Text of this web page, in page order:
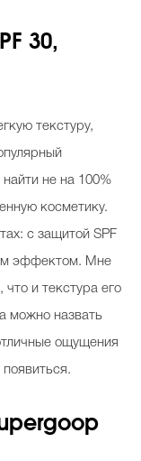
30,
текстуру,
не на 100%
косметику.
с защитой SPF
эффектом. Мне
и текстура его
можно назвать
ощущения